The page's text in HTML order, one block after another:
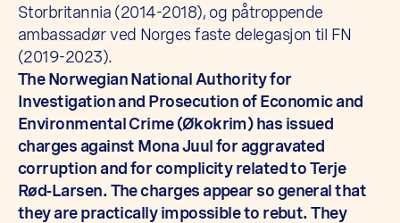
Storbritannia (2014-2018), og påtroppende
ambassadør ved Norges faste delegasjon til FN
(2019-2023).
The Norwegian National Authority for
Investigation and Prosecution of Economic and
Environmental Crime (Økokrim) has issued
charges against Mona Juul for aggravated
corruption and for complicity related to Terje
Rød‑Larsen. The charges appear so general that
they are practically impossible to rebut. They